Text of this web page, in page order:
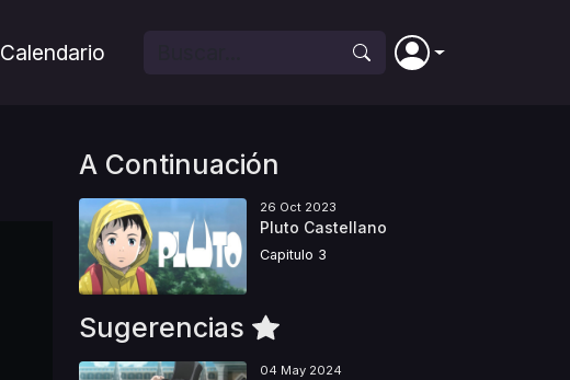
Calendario
A Continuación
26 Oct 2023
Pluto Castellano
Capitulo 3
Sugerencias
04 May 2024